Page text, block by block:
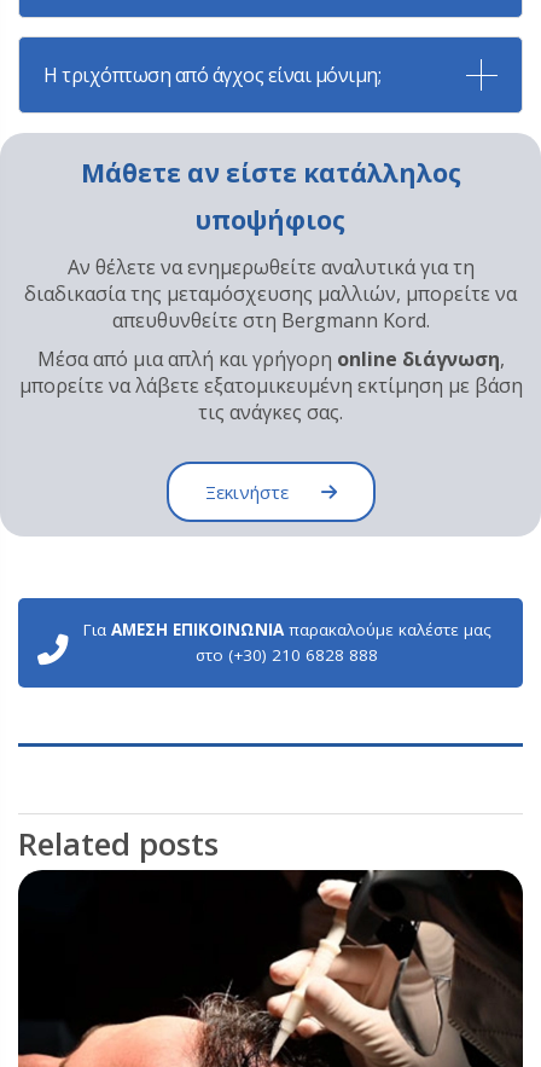
Η τριχόπτωση από άγχος είναι μόνιμη;
Μάθετε αν είστε κατάλληλος
υποψήφιος
Αν θέλετε να ενημερωθείτε αναλυτικά για τη
διαδικασία της μεταμόσχευσης μαλλιών, μπορείτε να
απευθυνθείτε στη Bergmann Kord.
Μέσα από μια απλή και γρήγορη online διάγνωση,
μπορείτε να λάβετε εξατομικευμένη εκτίμηση με βάση
τις ανάγκες σας.
Ξεκινήστε
Για ΑΜΕΣΗ ΕΠΙΚΟΙΝΩΝΙΑπαρακαλούμε καλέστε μας
στο (+30) 210 6828 888
Related posts